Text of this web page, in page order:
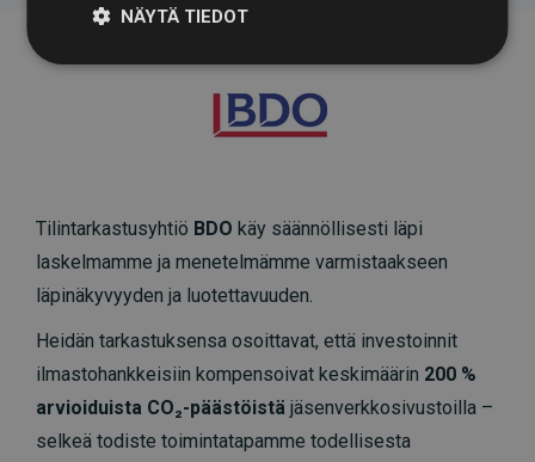
Tilintarkastusyhtiö BDO käy säännöllisesti läpi
laskelmamme ja menetelmämme varmistaakseen
läpinäkyvyyden ja luotettavuuden.
Heidän tarkastuksensa osoittavat, että investoinnit
ilmastohankkeisiin kompensoivat keskimäärin 200 %
arvioiduista CO₂-päästöistä jäsenverkkosivustoilla –
selkeä todiste toimintatapamme todellisesta
NÄYTÄ TIEDOT